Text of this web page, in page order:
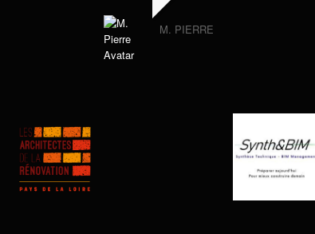
M. PIERRE